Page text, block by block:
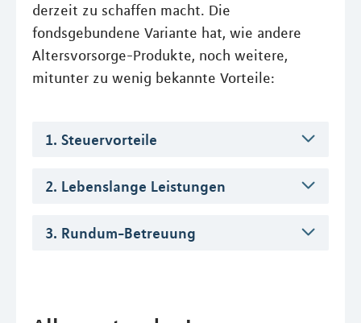
derzeit zu schaffen macht. Die
fondsgebundene Variante hat, wie andere
Altersvorsorge-Produkte, noch weitere,
mitunter zu wenig bekannte Vorteile:
1. Steuervorteile
2. Lebenslange Leistungen
3. Rundum-Betreuung